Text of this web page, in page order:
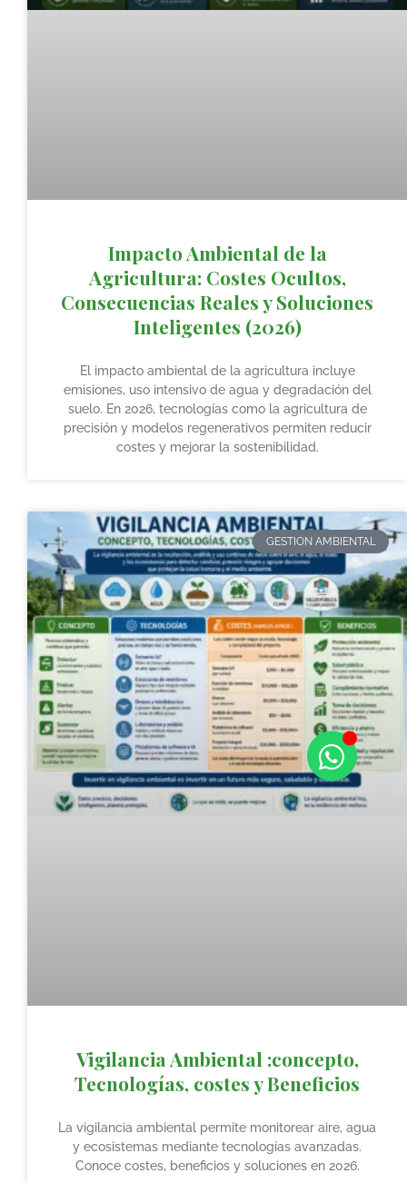
Impacto Ambiental de la
Agricultura: Costes Ocultos,
Consecuencias Reales y Soluciones
Inteligentes (2026)
El impacto ambiental de la agricultura incluye
emisiones, uso intensivo de agua y degradación del
suelo. En 2026, tecnologías como la agricultura de
precisión y modelos regenerativos permiten reducir
costes y mejorar la sostenibilidad.
GESTION AMBIENTAL
Vigilancia Ambiental :concepto,
Tecnologías, costes y Beneficios
La vigilancia ambiental permite monitorear aire, agua
y ecosistemas mediante tecnologías avanzadas.
Conoce costes, beneficios y soluciones en 2026.